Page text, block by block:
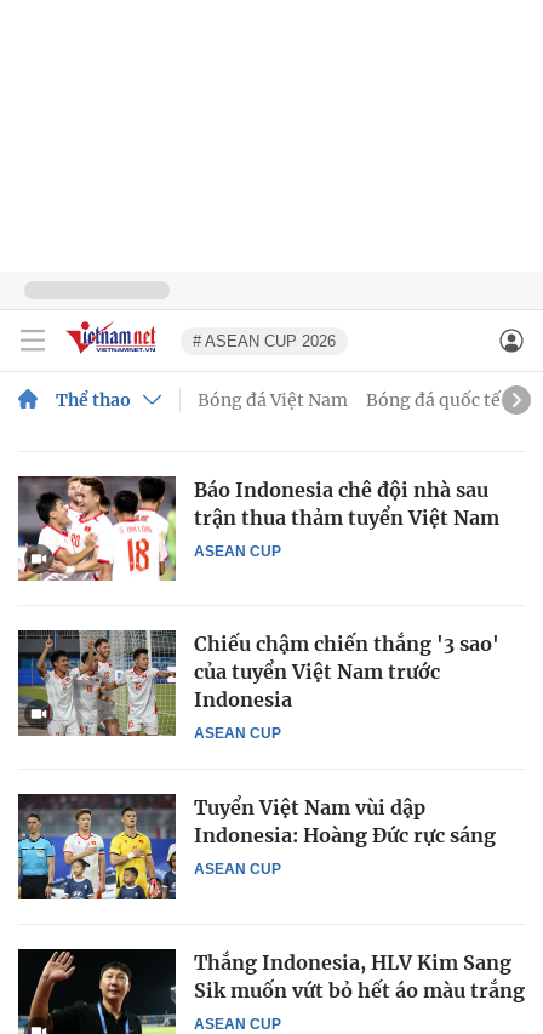
# ASEAN CUP 2026
Thể thao Bóng đá Việt Nam Bóng đá quốc tế
ASEAN CUP
Báo Indonesia chê đội nhà sau
trận thua thảm tuyển Việt Nam
ASEAN CUP
Chiếu chậm chiến thắng '3 sao'
của tuyển Việt Nam trước
Indonesia
ASEAN CUP
Tuyển Việt Nam vùi dập
Indonesia: Hoàng Đức rực sáng
ASEAN CUP
Thắng Indonesia, HLV Kim Sang
Sik muốn vứt bỏ hết áo màu trắng